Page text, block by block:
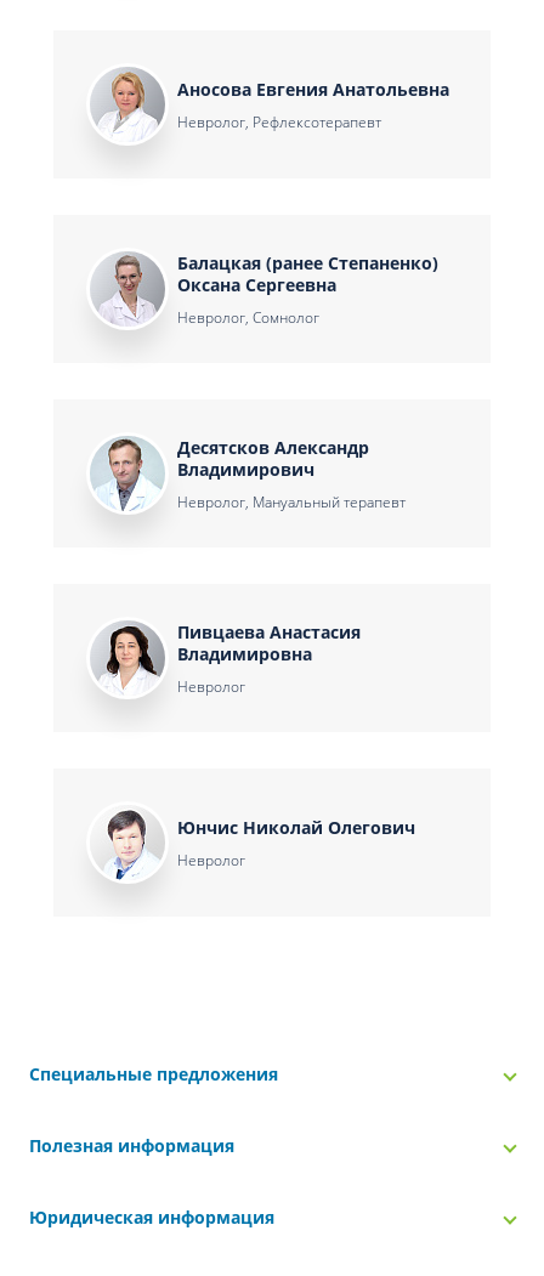
Аносова Евгения Анатольевна
Невролог, Рефлексотерапевт
Балацкая (ранее Степаненко)
Оксана Сергеевна
Невролог, Сомнолог
Десятсков Александр
Владимирович
Невролог, Мануальный терапевт
Пивцаева Анастасия
Владимировна
Невролог
Юнчис Николай Олегович
Невролог
Специальные предложения
Полезная информация
Юридическая информация